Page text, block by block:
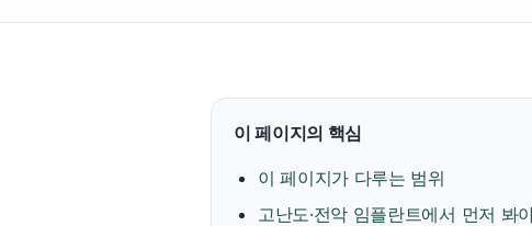
이 페이지의 핵심
이 페이지가 다루는 범위
고난도·전악 임플란트에서 먼저 봐